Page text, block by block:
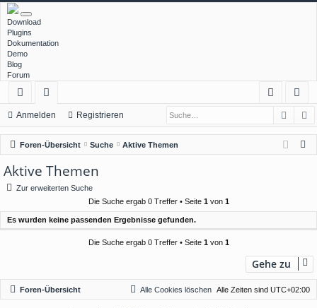
Download
Plugins
Dokumentation
Demo
Blog
Forum
ch
ne
llz
ug
f
or
en
m
el
ist
rie
Anmelden Registrieren
Foren-Übersicht Suche Aktive Themen
Aktive Themen
Zur erweiterten Suche
Die Suche ergab 0 Treffer • Seite 1von 1
Es wurden keine passenden Ergebnisse gefunden.
Die Suche ergab 0 Treffer • Seite 1von 1
Gehe zu
Foren-Übersicht Alle Zeiten sind UTC+02:00
Alle Cookies löschen